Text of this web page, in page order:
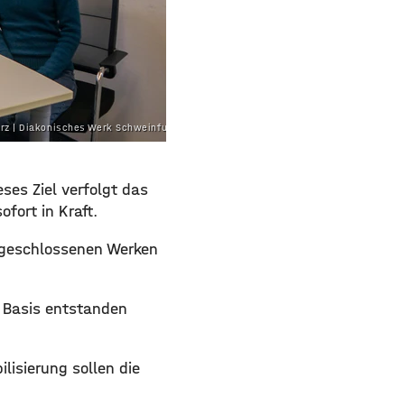
| Diakonisches Werk Schweinfurt e.V.
Ziel verfolgt das
in Kraft.
Werken
entstanden
sollen die